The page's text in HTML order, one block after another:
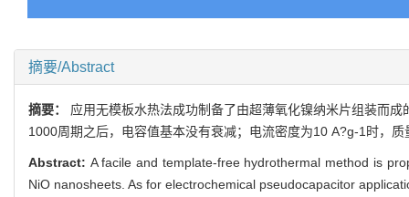
摘要/Abstract
摘要： 应用无模板水热法成功制备了由超薄氧化镍纳米片组装而
1000周期之后，电容值基本没有衰减；电流密度为10 A?g-1时，
Abstract: A facile and template-free hydrothermal method is
NiO nanosheets. As for electrochemical pseudocapacitor